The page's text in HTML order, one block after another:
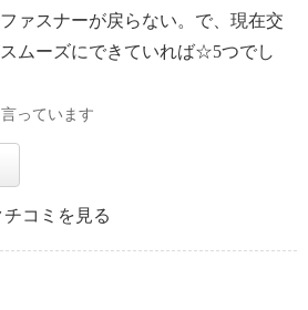
ァスナーが戻らない。で、現在交
ムーズにできていれば☆5つでし
っています
コミを見る